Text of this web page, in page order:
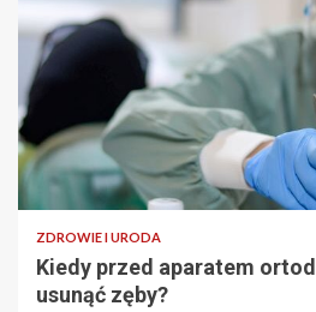
ZDROWIE I URODA
Kiedy przed aparatem
usunąć zęby?